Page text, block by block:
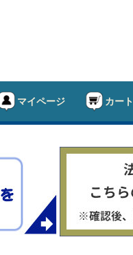
マイページ カート
幅